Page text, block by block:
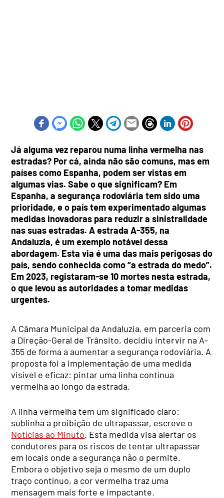
Já alguma vez reparou numa linha vermelha nas
estradas? Por cá, ainda não são comuns, mas em
países como Espanha, podem ser vistas em
algumas vias. Sabe o que significam? Em
Espanha, a segurança rodoviária tem sido uma
prioridade, e o país tem experimentado algumas
medidas inovadoras para reduzir a sinistralidade
nas suas estradas. A estrada A-355, na
Andaluzia, é um exemplo notável dessa
abordagem. Esta via é uma das mais perigosas do
país, sendo conhecida como “a estrada do medo”.
Em 2023, registaram-se 10 mortes nesta estrada,
o que levou as autoridades a tomar medidas
urgentes.
A Câmara Municipal da Andaluzia, em parceria com
a Direção-Geral de Trânsito, decidiu intervir na A-
355 de forma a aumentar a segurança rodoviária. A
proposta foi a implementação de uma medida
visível e eficaz: pintar uma linha contínua
vermelha ao longo da estrada.
A linha vermelha tem um significado claro:
sublinha a proibição de ultrapassar, escreve o
Notícias ao Minuto. Esta medida visa alertar os
condutores para os riscos de tentar ultrapassar
em locais onde a segurança não o permite.
Embora o objetivo seja o mesmo de um duplo
traço contínuo, a cor vermelha traz uma
mensagem mais forte e impactante.